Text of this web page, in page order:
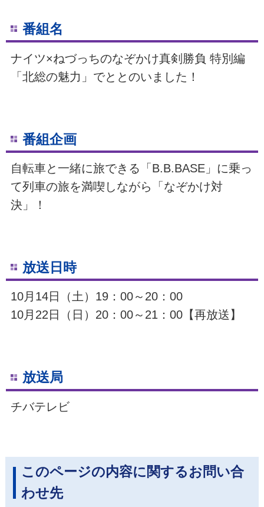
番組名
ナイツ×ねづっちのなぞかけ真剣勝負 特別編
「北総の魅力」でととのいました！
番組企画
自転車と一緒に旅できる「B.B.BASE」に乗っ
て列車の旅を満喫しながら「なぞかけ対
決」！
放送日時
10月14日（土）19：00～20：00
10月22日（日）20：00～21：00【再放送】
放送局
チバテレビ
このページの内容に関するお問い合
わせ先